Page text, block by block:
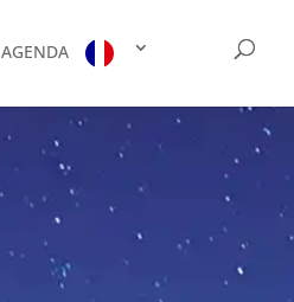
AGENDA